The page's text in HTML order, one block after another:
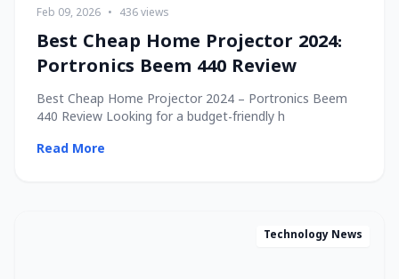
Feb 09, 2026 • 436 views
Best Cheap Home Projector 2024:
Portronics Beem 440 Review
Best Cheap Home Projector 2024 – Portronics Beem
440 Review Looking for a budget-friendly h
Read More
Technology News